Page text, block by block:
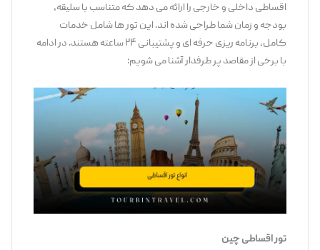
اقساطی داخلی و خارجی را ارائه می ‌دهد که متناسب با سلیقه،
بودجه و زمان شما طراحی شده ‌اند. این تور ها شامل خدمات
کامل، برنامه ‌ریزی حرفه ‌ای و پشتیبانی ۲۴ ساعته هستند. در ادامه
با برخی از مقاصد پر طرفدار آشنا می ‌شویم:
تور اقساطی چین